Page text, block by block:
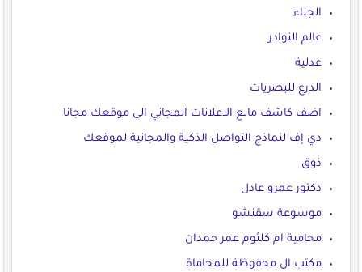
الجناء
عالم النوادر
عدلية
الدرع للبصريات
اضف كاشف مانع الاعلانات المجاني الى موقعك مجانا
دي إف لنماذج التواصل الذكية والمجانية لموقعك
ذوق
دكتور عمرو عادل
موسوعة سقنشو
محامية ام كلثوم عمر حمدان
مكتب ال محفوظة للمحاماة